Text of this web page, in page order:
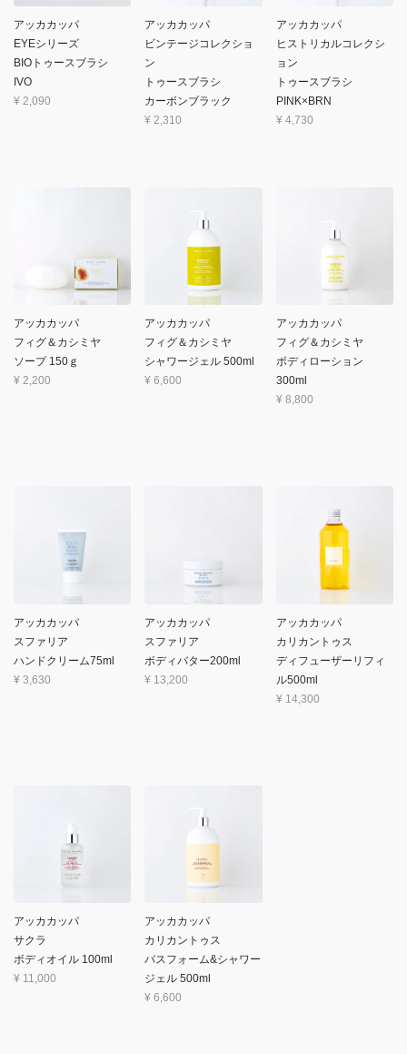
アッカカッパ
EYEシリーズ
BIOトゥースブラシ
IVO
¥ 2,090
アッカカッパ
ビンテージコレクショ
ン
トゥースブラシ
カーボンブラック
¥ 2,310
アッカカッパ
ヒストリカルコレクシ
ョン
トゥースブラシ
PINK×BRN
¥ 4,730
アッカカッパ
フィグ＆カシミヤ
ソープ 150ｇ
¥ 2,200
アッカカッパ
フィグ＆カシミヤ
シャワージェル 500ml
¥ 6,600
アッカカッパ
フィグ＆カシミヤ
ボディローション
300ml
¥ 8,800
アッカカッパ
スファリア
ハンドクリーム75ml
¥ 3,630
アッカカッパ
スファリア
ボディバター200ml
¥ 13,200
アッカカッパ
カリカントゥス
ディフューザーリフィ
ル500ml
¥ 14,300
アッカカッパ
サクラ
ボディオイル 100ml
¥ 11,000
アッカカッパ
カリカントゥス
バスフォーム&シャワー
ジェル 500ml
¥ 6,600